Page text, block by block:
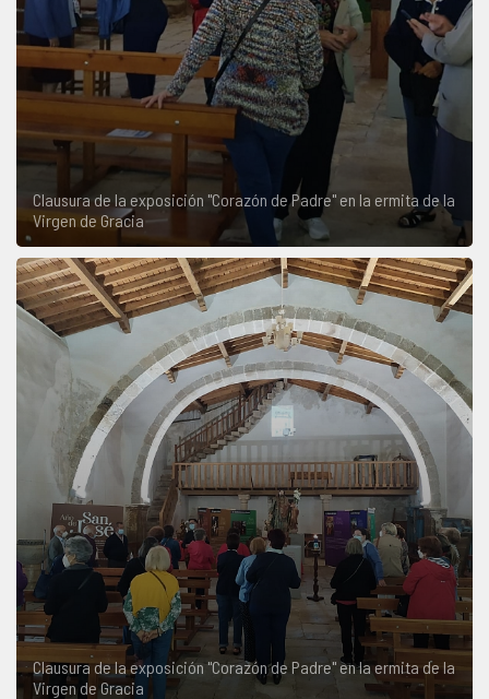
Clausura de la exposición "Corazón de Padre" en la ermita de la
Virgen de Gracia
Clausura de la exposición "Corazón de Padre" en la ermita de la
Virgen de Gracia